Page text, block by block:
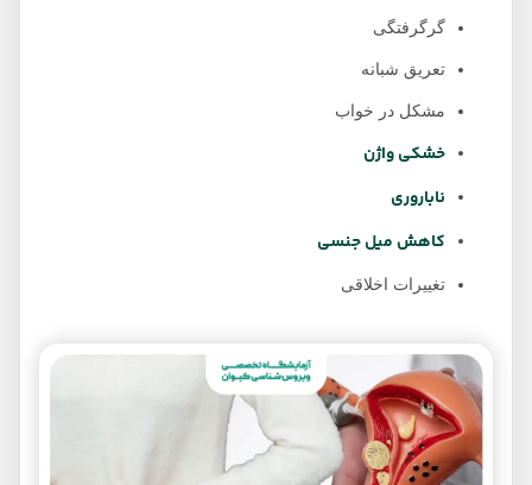
گرگرفتگی
تعریق شبانه
مشکل در خواب
خشکی واژن
ناباروری
کاهش میل جنسی
تغییرات اخلاقی